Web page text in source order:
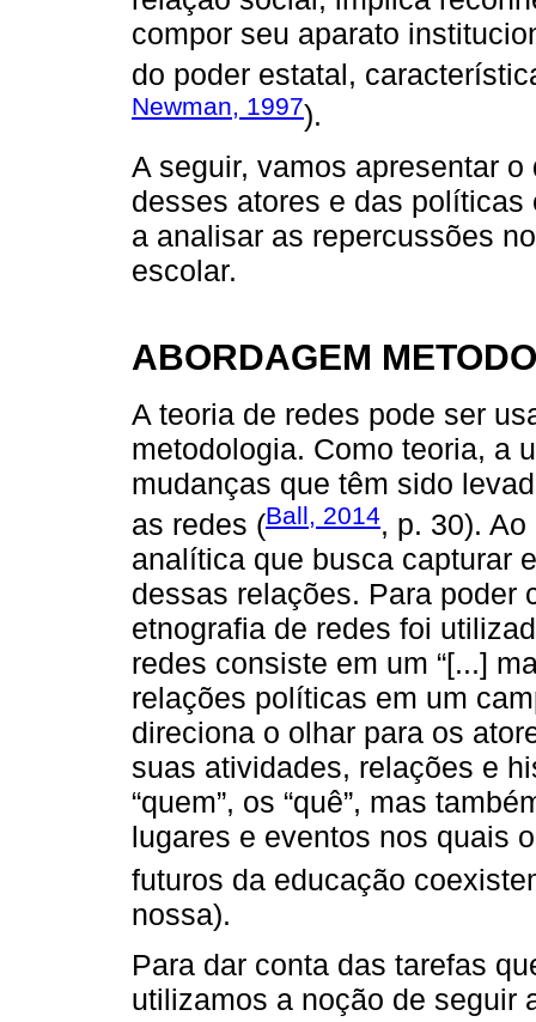
compor seu aparato
do poder estatal,
Newman, 1997).
A seguir, vamos apresentar
desses atores e das
a analisar as repercussões
escolar.
ABORDAGEM
A teoria de redes pode ser
metodologia. Como teoria, a
mudanças que têm sido
as redes (Ball, 2014, p. 30).
analítica que busca capturar
dessas relações. Para poder
etnografia de redes foi
redes consiste em um “[...]
relações políticas em um
direciona o olhar para os
suas atividades, relações e
“quem”, os “quê”, mas
lugares e eventos nos quais
futuros da educação
nossa).
Para dar conta das tarefas
utilizamos a noção de seguir